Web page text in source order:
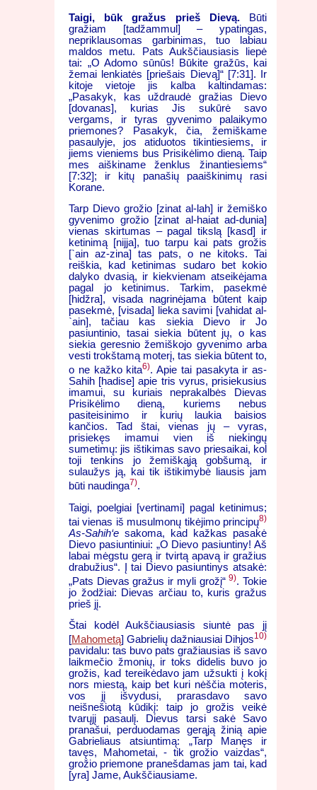
Taigi, būk gražus prieš Dievą.Būti
gražiam [tadžammul] – ypatingas,
nepriklausomas garbinimas, tuo labiau
maldos metu. Pats Aukščiausiasis liepė
tai: „O Adomo sūnūs! Būkite gražūs, kai
žemai lenkiatės [priešais Dievą]“ [7:31]. Ir
kitoje vietoje jis kalba kaltindamas:
„Pasakyk, kas uždraudė gražias Dievo
[dovanas], kurias Jis sukūrė savo
vergams, ir tyras gyvenimo palaikymo
priemones? Pasakyk, čia, žemiškame
pasaulyje, jos atiduotos tikintiesiems, ir
jiems vieniems bus Prisikėlimo dieną. Taip
mes aiškiname ženklus žinantiesiems“
[7:32]; ir kitų panašių paaiškinimų rasi
Korane.
Tarp Dievo grožio [zinat al-lah] ir žemiško
gyvenimo grožio [zinat al-haiat ad-dunia]
vienas skirtumas – pagal tikslą [kasd] ir
ketinimą [nijja], tuo tarpu kai pats grožis
[`ain az-zina] tas pats, o ne kitoks. Tai
reiškia, kad ketinimas sudaro bet kokio
dalyko dvasią, ir kiekvienam atseikėjama
pagal jo ketinimus. Tarkim, pasekmė
[hidžra], visada nagrinėjama būtent kaip
pasekmė, [visada] lieka savimi [vahidat al-
`ain], tačiau kas siekia Dievo ir Jo
pasiuntinio, tasai siekia būtent jų, o kas
siekia geresnio žemiškojo gyvenimo arba
vesti trokštamą moterį, tas siekia būtent to,
o ne kažko kita6). Apie tai pasakyta ir as-
Sahih [hadise] apie tris vyrus, prisiekusius
imamui, su kuriais neprakalbės Dievas
Prisikėlimo dieną, kuriems nebus
pasiteisinimo ir kurių laukia baisios
kančios. Tad štai, vienas jų – vyras,
prisiekęs imamui vien iš niekingų
sumetimų: jis ištikimas savo priesaikai, kol
toji tenkins jo žemiškąją gobšumą, ir
sulaužys ją, kai tik ištikimybė liausis jam
būti naudinga7).
Taigi, poelgiai [vertinami] pagal ketinimus;
tai vienas iš musulmonų tikėjimo principų8)
As-Sahih‘e sakoma, kad kažkas pasakė
Dievo pasiuntiniui: „O Dievo pasiuntiny! Aš
labai mėgstu gerą ir tvirtą apavą ir gražius
drabužius“. Į tai Dievo pasiuntinys atsakė:
„Pats Dievas gražus ir myli grožį“9). Tokie
jo žodžiai: Dievas arčiau to, kuris gražus
prieš jį.
Štai kodėl Aukščiausiasis siuntė pas jį
[Mahometą] Gabrielių dažniausiai Dihjos10)
pavidalu: tas buvo pats gražiausias iš savo
laikmečio žmonių, ir toks didelis buvo jo
grožis, kad tereikėdavo jam užsukti į kokį
nors miestą, kaip bet kuri nėščia moteris,
vos jį išvydusi, prarasdavo savo
neišnešiotą kūdikį: taip jo grožis veikė
tvarųjį pasaulį. Dievus tarsi sakė Savo
pranašui, perduodamas gerąją žinią apie
Gabrieliaus atsiuntimą: „Tarp Manęs ir
tavęs, Mahometai, - tik grožio vaizdas“,
grožio priemone pranešdamas jam tai, kad
[yra] Jame, Aukščiausiame.